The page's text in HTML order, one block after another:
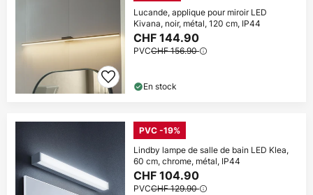
Lucande, applique pour miroir LED
Kivana, noir, métal, 120 cm, IP44
CHF 144.90
PVCCHF 156.90
En stock
PVC -19%
Lindby lampe de salle de bain LED Klea,
60 cm, chrome, métal, IP44
CHF 104.90
PVCCHF 129.90